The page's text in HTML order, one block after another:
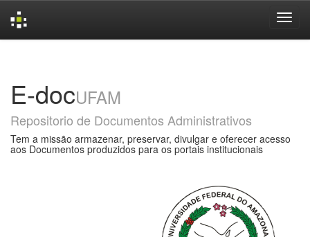
E-docUFAM
Repositorio de Documentos Administrativos
Tem a missão armazenar, preservar, divulgar e oferecer acesso
aos Documentos produzidos para os portais institucionais